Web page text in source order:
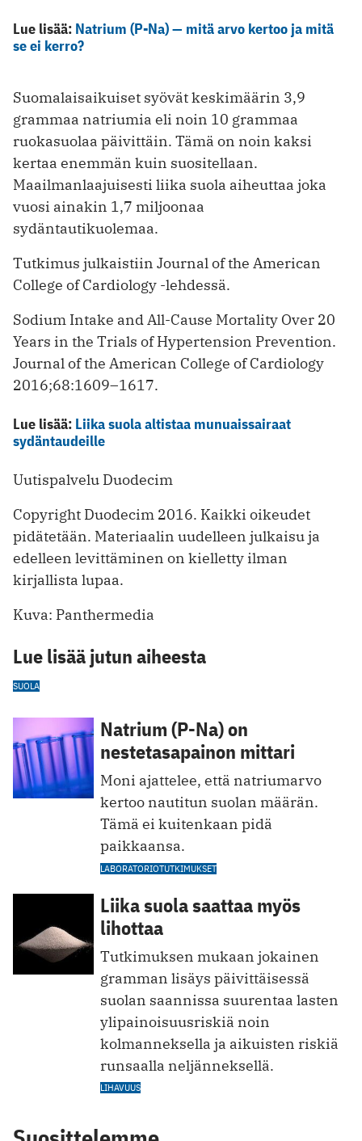
Lue lisää: Natrium (P-Na) — mitä arvo kertoo ja mitä
se ei kerro?
Suomalaisaikuiset syövät keskimäärin 3,9
grammaa natriumia eli noin 10 grammaa
ruokasuolaa päivittäin. Tämä on noin kaksi
kertaa enemmän kuin suositellaan.
Maailmanlaajuisesti liika suola aiheuttaa joka
vuosi ainakin 1,7 miljoonaa
sydäntautikuolemaa.
Tutkimus julkaistiin Journal of the American
College of Cardiology -lehdessä.
Sodium Intake and All-Cause Mortality Over 20
Years in the Trials of Hypertension Prevention.
Journal of the American College of Cardiology
2016;68:1609–1617.
Lue lisää: Liika suola altistaa munuaissairaat
sydäntaudeille
Uutispalvelu Duodecim
Copyright Duodecim 2016. Kaikki oikeudet
pidätetään. Materiaalin uudelleen julkaisu ja
edelleen levittäminen on kielletty ilman
kirjallista lupaa.
Kuva: Panthermedia
Lue lisää jutun aiheesta
SUOLA
Natrium (P-Na) on
nestetasapainon mittari
Moni ajattelee, että natriumarvo
kertoo nautitun suolan määrän.
Tämä ei kuitenkaan pidä
paikkaansa.
LABORATORIOTUTKIMUKSET
Liika suola saattaa myös
lihottaa
Tutkimuksen mukaan jokainen
gramman lisäys päivittäisessä
suolan saannissa suurentaa lasten
ylipainoisuusriskiä noin
kolmanneksella ja aikuisten riskiä
runsaalla neljänneksellä.
LIHAVUUS